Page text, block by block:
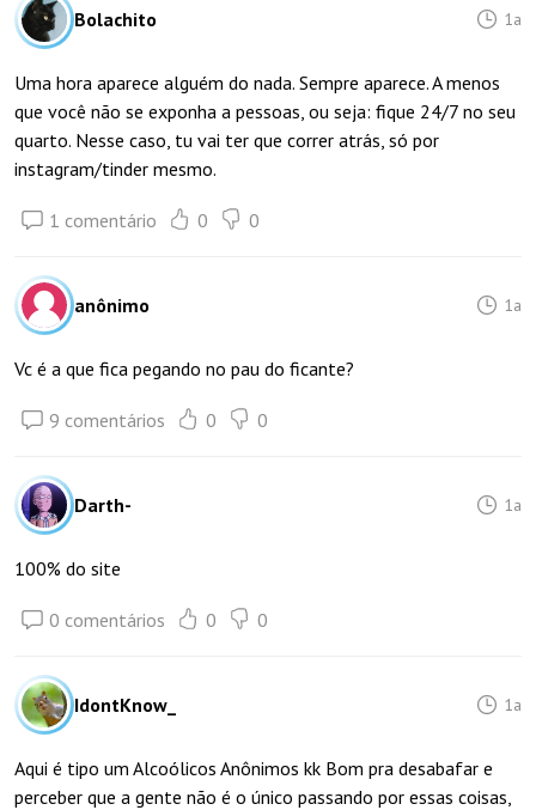
Bolachito 1a
Uma hora aparece alguém do nada. Sempre aparece. A menos
que você não se exponha a pessoas, ou seja: fique 24/7 no seu
quarto. Nesse caso, tu vai ter que correr atrás, só por
instagram/tinder mesmo.
1 comentário 0 0
anônimo 1a
Vc é a que fica pegando no pau do ficante?
9 comentários 0 0
Darth- 1a
100% do site
0 comentários 0 0
IdontKnow_ 1a
Aqui é tipo um Alcoólicos Anônimos kk Bom pra desabafar e
perceber que a gente não é o único passando por essas coisas,